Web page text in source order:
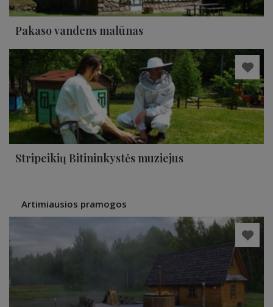
Pakaso vandens malūnas
Stripeikių Bitininkystės muziejus
Artimiausios pramogos